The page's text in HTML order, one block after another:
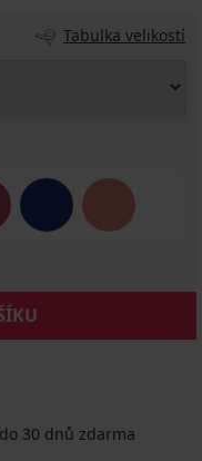
Tabulka velikostí
30 dnů zdarma